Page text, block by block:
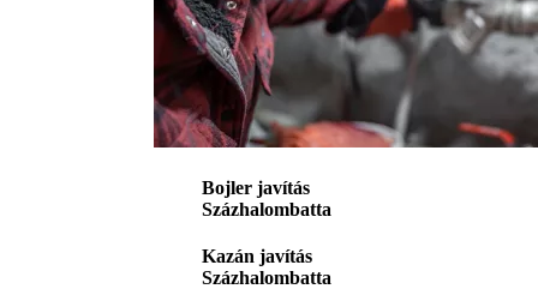
Bojler javítás
Százhalombatta
Kazán javítás
Százhalombatta